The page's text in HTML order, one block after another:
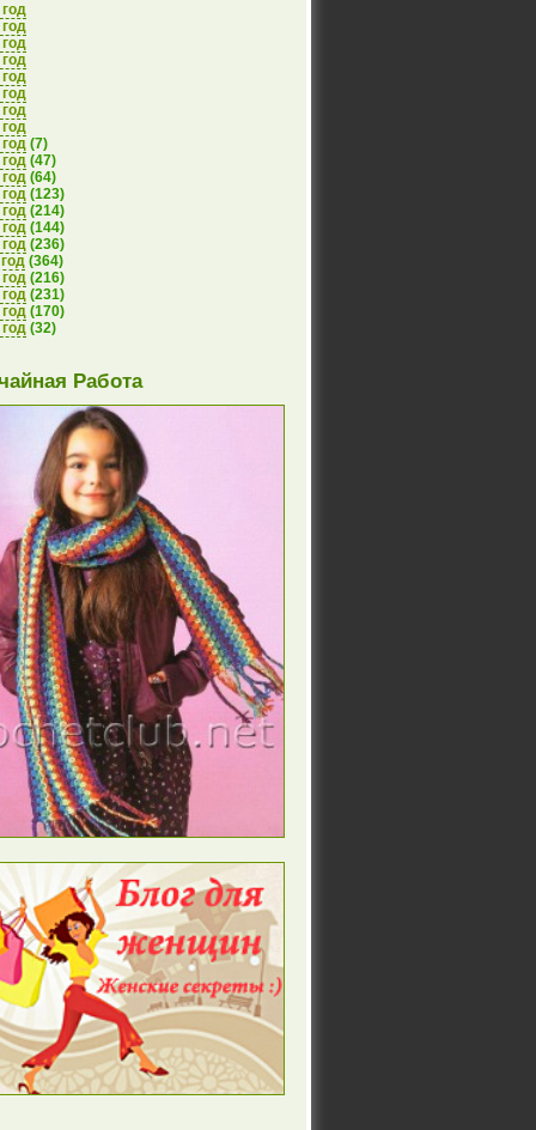
(7)
(47)
(64)
(123)
(214)
(144)
(236)
(364)
(216)
(231)
(170)
(32)
Работа